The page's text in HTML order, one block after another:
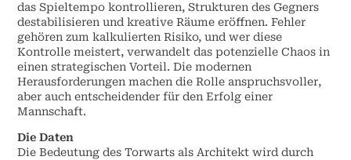
das Spieltempo kontrollieren, Strukturen des Gegners
destabilisieren und kreative Räume eröffnen. Fehler
gehören zum kalkulierten Risiko, und wer diese
Kontrolle meistert, verwandelt das potenzielle Chaos in
einen strategischen Vorteil. Die modernen
Herausforderungen machen die Rolle anspruchsvoller,
aber auch entscheidender für den Erfolg einer
Mannschaft.
Die Daten
Die Bedeutung des Torwarts als Architekt wird durch